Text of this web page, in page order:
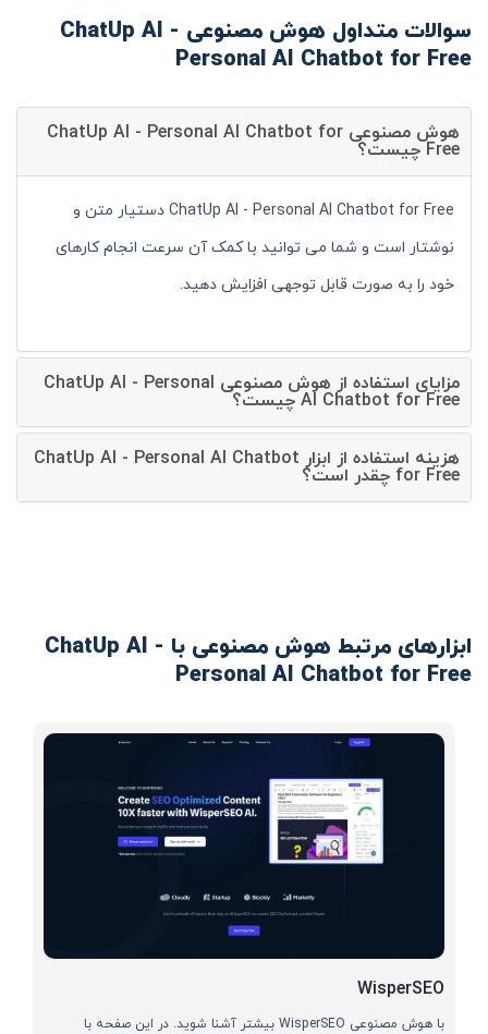
سوالات متداول هوش مصنوعی ChatUp AI -
Personal AI Chatbot for Free
هوش مصنوعی ChatUp AI - Personal AI Chatbot for
Free چیست؟
ChatUp AI - Personal AI Chatbot for Free دستیار متن و
نوشتار است و شما می توانید با کمک آن سرعت انجام کارهای
خود را به صورت قابل توجهی افزایش دهید.
مزایای استفاده از هوش مصنوعی ChatUp AI - Personal
AI Chatbot for Free چیست؟
هزینه استفاده از ابزار ChatUp AI - Personal AI Chatbot
for Free چقدر است؟
ابزارهای مرتبط هوش مصنوعی با ChatUp AI -
Personal AI Chatbot for Free
WisperSEO
با هوش مصنوعی WisperSEO بیشتر آشنا شوید. در این صفحه با